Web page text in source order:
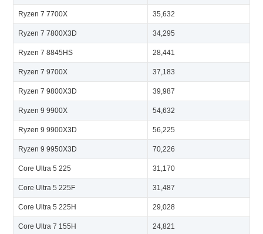
Ryzen 7 7700X 35,632
Ryzen 7 7800X3D 34,295
Ryzen 7 8845HS 28,441
Ryzen 7 9700X 37,183
Ryzen 7 9800X3D 39,987
Ryzen 9 9900X 54,632
Ryzen 9 9900X3D 56,225
Ryzen 9 9950X3D 70,226
Core Ultra 5 225 31,170
Core Ultra 5 225F 31,487
Core Ultra 5 225H 29,028
Core Ultra 7 155H 24,821